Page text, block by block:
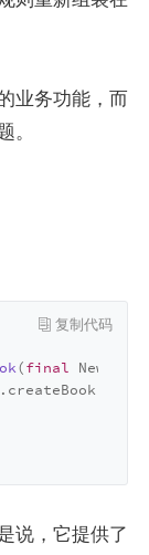
业务功能，而
。
(final
说，它提供了